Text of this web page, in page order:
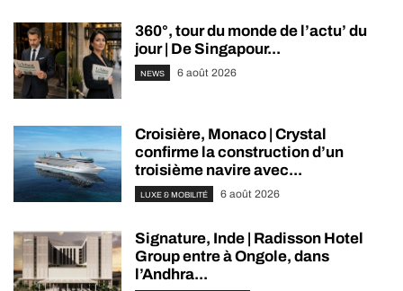
360°, tour du monde de l’actu’ du
jour | De Singapour...
NEWS 6 août 2026
Croisière, Monaco | Crystal
confirme la construction d’un
troisième navire avec...
LUXE & MOBILITÉ 6 août 2026
Signature, Inde | Radisson Hotel
Group entre à Ongole, dans
l’Andhra...